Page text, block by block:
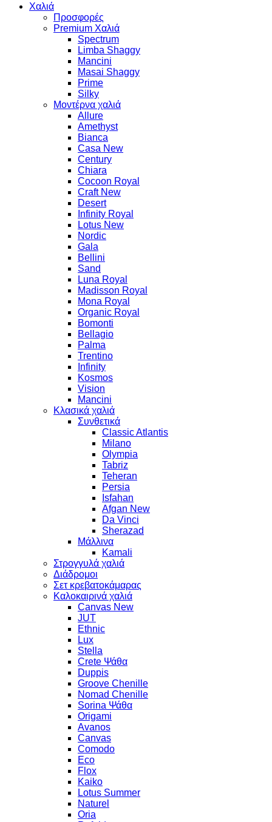
Χαλιά
Προσφορές
Premium Χαλιά
Spectrum
Limba Shaggy
Mancini
Masai Shaggy
Prime
Silky
Μοντέρνα χαλιά
Allure
Amethyst
Bianca
Casa New
Century
Chiara
Cocoon Royal
Craft New
Desert
Infinity Royal
Lotus New
Nordic
Gala
Bellini
Sand
Luna Royal
Madisson Royal
Mona Royal
Organic Royal
Bomonti
Bellagio
Palma
Trentino
Infinity
Kosmos
Vision
Mancini
Κλασικά χαλιά
Συνθετικά
Classic Atlantis
Milano
Olympia
Tabriz
Teheran
Persia
Isfahan
Afgan New
Da Vinci
Sherazad
Μάλλινα
Kamali
Στρογγυλά χαλιά
Διάδρομοι
Σετ κρεβατοκάμαρας
Καλοκαιρινά χαλιά
Canvas New
JUT
Ethnic
Lux
Stella
Crete Ψάθα
Duppis
Groove Chenille
Nomad Chenille
Sorina Ψάθα
Origami
Avanos
Canvas
Comodo
Eco
Flox
Kaiko
Lotus Summer
Naturel
Oria